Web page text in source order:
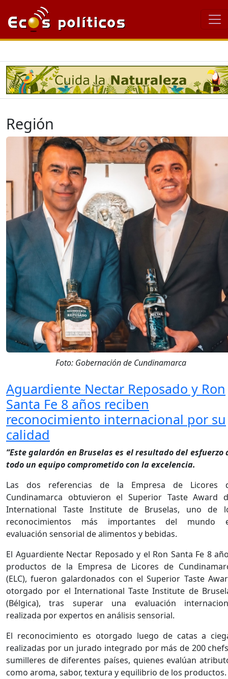
Región
Foto: Gobernación de Cundinamarca
Aguardiente Nectar Reposado y Ron
Santa Fe 8 años reciben
reconocimiento internacional por su
calidad
“Este galardón en Bruselas es el resultado del esfuerzo
todo un equipo comprometido con la excelencia.
Las dos referencias de la Empresa de Licores
Cundinamarca obtuvieron el Superior Taste Award
International Taste Institute de Bruselas, uno de
reconocimientos más importantes del mundo
evaluación sensorial de alimentos y bebidas.
El Aguardiente Nectar Reposado y el Ron Santa Fe 8
productos de la Empresa de Licores de
(ELC), fueron galardonados con el Superior Taste
otorgado por el International Taste Institute de
(Bélgica), tras superar una evaluación
realizada por expertos en análisis sensorial.
El reconocimiento es otorgado luego de catas a
realizadas por un jurado integrado por más de 200
sumilleres de diferentes países, quienes evalúan
como aroma, sabor, textura y equilibrio de los productos.